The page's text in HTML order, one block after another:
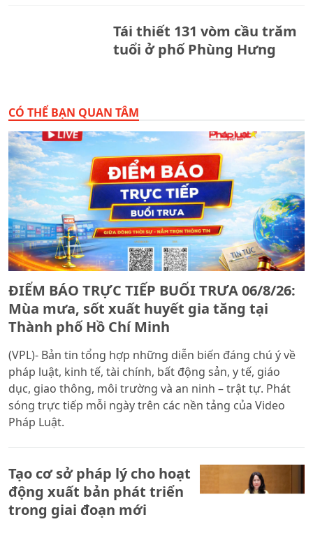
Tái thiết 131 vòm cầu trăm
tuổi ở phố Phùng Hưng
CÓ THỂ BẠN QUAN TÂM
ĐIỂM BÁO TRỰC TIẾP BUỔI TRƯA 06/8/26:
Mùa mưa, sốt xuất huyết gia tăng tại
Thành phố Hồ Chí Minh
(VPL)- Bản tin tổng hợp những diễn biến đáng chú ý về
pháp luật, kinh tế, tài chính, bất động sản, y tế, giáo
dục, giao thông, môi trường và an ninh – trật tự. Phát
sóng trực tiếp mỗi ngày trên các nền tảng của Video
Pháp Luật.
Tạo cơ sở pháp lý cho hoạt
động xuất bản phát triển
trong giai đoạn mới